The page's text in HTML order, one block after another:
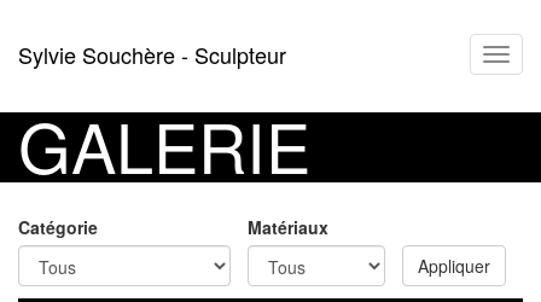
principal
Sylvie Souchère - Sculpteur
GALERIE
Catégorie
Matériaux
Appliquer